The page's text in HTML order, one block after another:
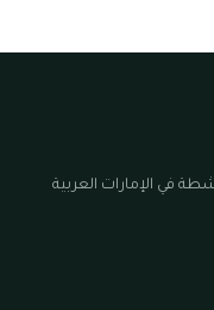
في الإمارات العربية